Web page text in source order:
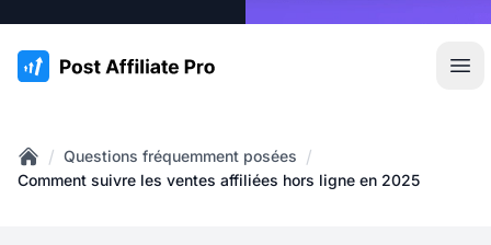
:site.title
Home
/ Questions fréquemment posées /
Comment suivre les ventes affiliées hors ligne en 2025